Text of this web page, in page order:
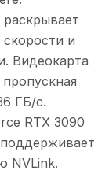
и
Видеокарта
ГБ/с.
RTX 3090
NVLink.